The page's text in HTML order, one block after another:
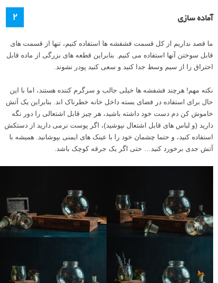
۲ آماده سازی
ما قصد نداریم از کل قسمت فشفشه ها استفاده کنیم، تنها از قسمت های
قابل سوختن آنها استفاده می کنیم. بنابراین قطعه های بزرگی از ماده قابل
احتراق را از سیم وسط جدا کنید و سعی کنید پودر نشوند.
نکته مهم! هرچند فشفشه ها خیلی جالب و سرگرم کننده هستند، اما با این
حال برای استفاده در فضای بسته داخل خانه خطرناک اند. بنابراین یک آتش
خاموش کن دم دست خود داشته باشید، هر چیز قابل اشتعالی را دور نگه
دارید (و لباس های قابل اشتعال نپوشید)، اگر پوست نرمی دارید از دستکش
استفاده کنید، و حتما چشمان خود را با عینک های ایمنی بپوشانید. همیشه با
آتش جدی برخورد کنید… حتی اگر یک جرقه کوچک باشد.